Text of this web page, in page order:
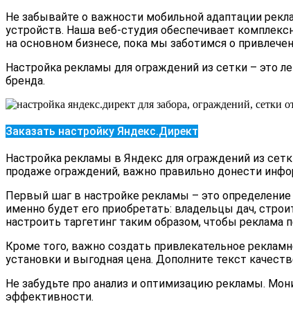
Не забывайте о важности мобильной адаптации
устройств. Наша веб-студия обеспечивает
на основном бизнесе, пока мы заботимся о
Настройка рекламы для ограждений из сетки – это
бренда.
Заказать настройку Яндекс.Директ
Настройка рекламы в Яндекс для ограждений из
продаже ограждений, важно правильно донести
Первый шаг в настройке рекламы – это
именно будет его приобретать: владельцы дач,
настроить таргетинг таким образом, чтобы реклама
Кроме того, важно создать привлекательное
установки и выгодная цена. Дополните текст
Не забудьте про анализ и оптимизацию рекламы.
эффективности.